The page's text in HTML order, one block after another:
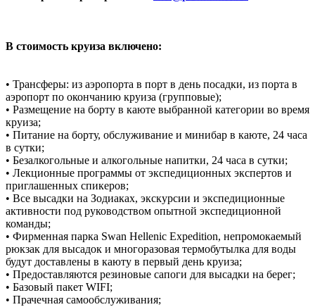
В стоимость круиза включено:
• Трансферы: из аэропорта в порт в день посадки, из порта в
аэропорт по окончанию круиза (групповые);
• Размещение на борту в каюте выбранной категории во время
круиза;
• Питание на борту, обслуживание и минибар в каюте, 24 часа
в сутки;
• Безалкогольные и алкогольные напитки, 24 часа в сутки;
• Лекционные программы от экспедиционных экспертов и
приглашенных спикеров;
• Все высадки на Зодиаках, экскурсии и экспедиционные
активности под руководством опытной экспедиционной
команды;
• Фирменная парка Swan Hellenic Expedition, непромокаемый
рюкзак для высадок и многоразовая термобутылка для воды
будут доставлены в каюту в первый день круиза;
• Предоставляются резиновые сапоги для высадки на берег;
• Базовый пакет WIFI;
• Прачечная самообслуживания;